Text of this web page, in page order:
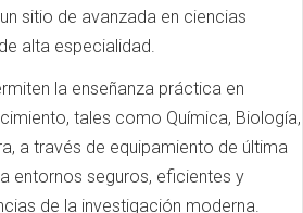
sitio de avanzada en ciencias
alta especialidad.
la enseñanza práctica en
tales como Química, Biología,
a través de equipamiento de última
entornos seguros, eficientes y
de la investigación moderna.